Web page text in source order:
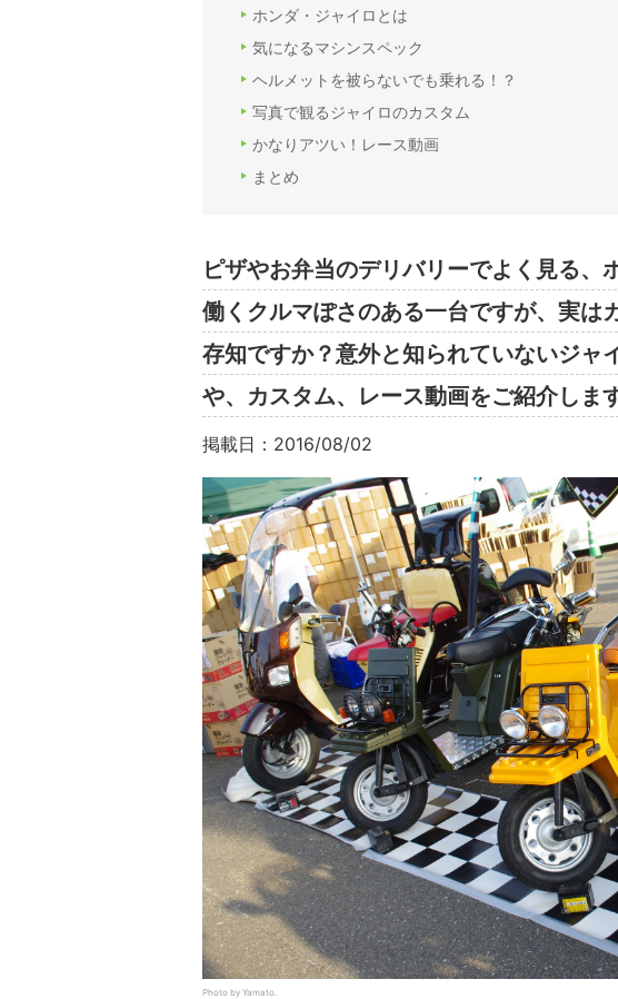
ホンダ・ジャイロとは
気になるマシンスペック
ヘルメットを被らないでも乗れる！？
写真で観るジャイロのカスタム
かなりアツい！レース動画
まとめ
ピザやお弁当のデリバリーでよく見る、
働くクルマぽさのある一台ですが、実は
存知ですか？意外と知られていないジャ
や、カスタム、レース動画をご紹介します
掲載日：2016/08/02
Photo by Yamato.